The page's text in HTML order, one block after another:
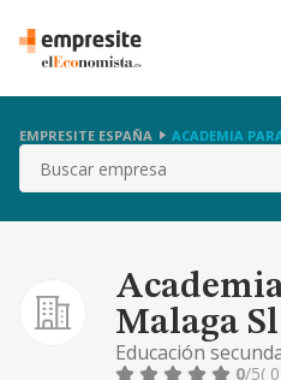
EMPRESITE ESPAÑA ACADEMIA
Buscar
Malaga
Educación
0/5(